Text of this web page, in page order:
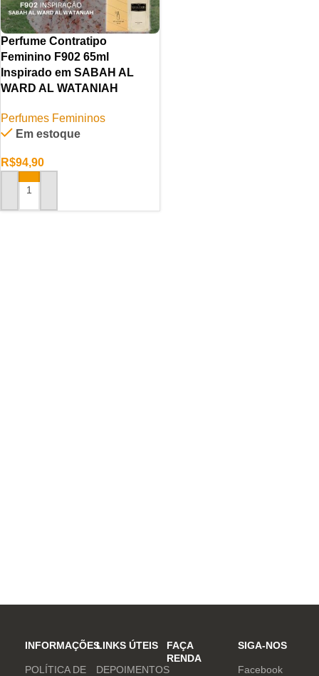
Perfume Contratipo
Feminino F902 65ml
Inspirado em SABAH AL
WARD AL WATANIAH
Perfumes Femininos
Em estoque
R$94,90
ADICIONAR AO CARRINHO
INFORMAÇÕES
POLÍTICA DE
LINKS ÚTEIS
DEPOIMENTOS
FAÇA
RENDA
SIGA-NOS
Facebook